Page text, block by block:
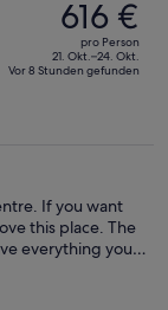
Preis
betrug
1.134 €,
jetzt
Person
616 €
pro Person
21. Okt.–24. Okt.
Vor 8 Stunden gefunden
If you want
this place. The
everything you